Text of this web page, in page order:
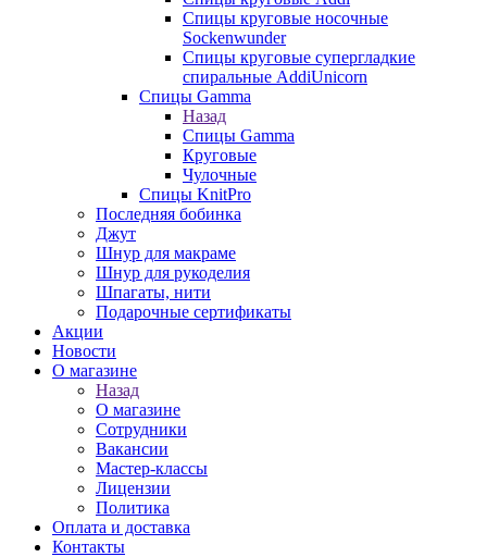
Спицы круговые носочные
Sockenwunder
Спицы круговые супергладкие
спиральные AddiUnicorn
Спицы Gamma
Назад
Спицы Gamma
Круговые
Чулочные
Спицы KnitPro
Последняя бобинка
Джут
Шнур для макраме
Шнур для рукоделия
Шпагаты, нити
Подарочные сертификаты
Акции
Новости
О магазине
Назад
О магазине
Сотрудники
Вакансии
Мастер-классы
Лицензии
Политика
Оплата и доставка
Контакты